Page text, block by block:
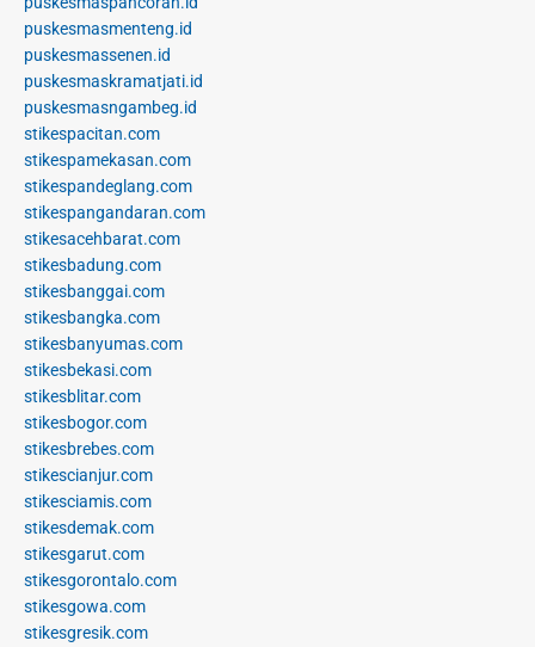
puskesmasmenteng.id
puskesmassenen.id
puskesmaskramatjati.id
puskesmasngambeg.id
stikespacitan.com
stikespamekasan.com
stikespandeglang.com
stikespangandaran.com
stikesacehbarat.com
stikesbadung.com
stikesbanggai.com
stikesbangka.com
stikesbanyumas.com
stikesbekasi.com
stikesblitar.com
stikesbogor.com
stikesbrebes.com
stikescianjur.com
stikesciamis.com
stikesdemak.com
stikesgarut.com
stikesgorontalo.com
stikesgowa.com
stikesgresik.com